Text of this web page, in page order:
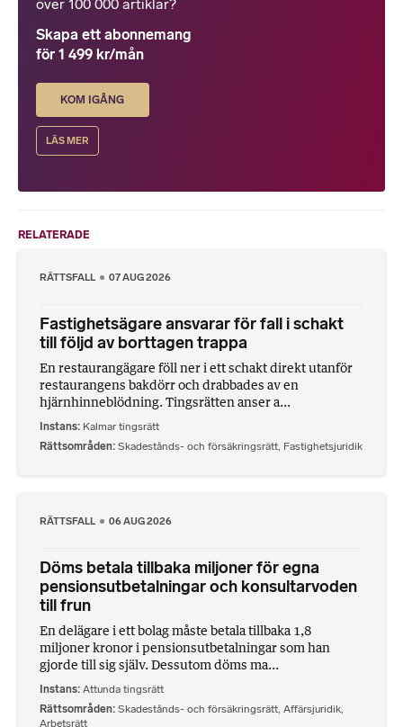
över 100 000 artiklar?
Skapa ett abonnemang
för 1 499 kr/mån
KOM IGÅNG
LÄS MER
RELATERADE
RÄTTSFALL 07 AUG 2026
Fastighetsägare ansvarar för fall i schakt
till följd av borttagen trappa
En restaurangägare föll ner i ett schakt direkt utanför
restaurangens bakdörr och drabbades av en
hjärnhinneblödning. Tingsrätten anser a...
Instans Kalmar tingsrätt
Rättsområden Skadestånds- och försäkringsrätt Fastighetsjuridik
RÄTTSFALL 06 AUG 2026
Döms betala tillbaka miljoner för egna
pensionsutbetalningar och konsultarvoden
till frun
En delägare i ett bolag måste betala tillbaka 1,8
miljoner kronor i pensionsutbetalningar som han
gjorde till sig själv. Dessutom döms ma...
Instans Attunda tingsrätt
Rättsområden Skadestånds- och försäkringsrätt Affärsjuridik
Arbetsrätt